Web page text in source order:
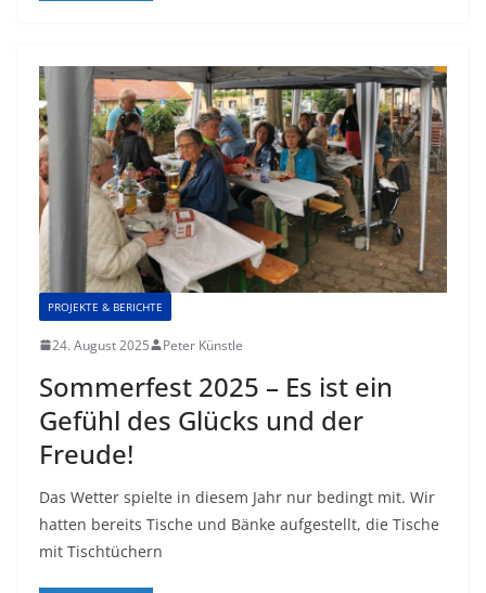
PROJEKTE & BERICHTE
24. August 2025 Peter Künstle
Sommerfest 2025 – Es ist ein
Gefühl des Glücks und der
Freude!
Das Wetter spielte in diesem Jahr nur bedingt mit. Wir
hatten bereits Tische und Bänke aufgestellt, die Tische
mit Tischtüchern